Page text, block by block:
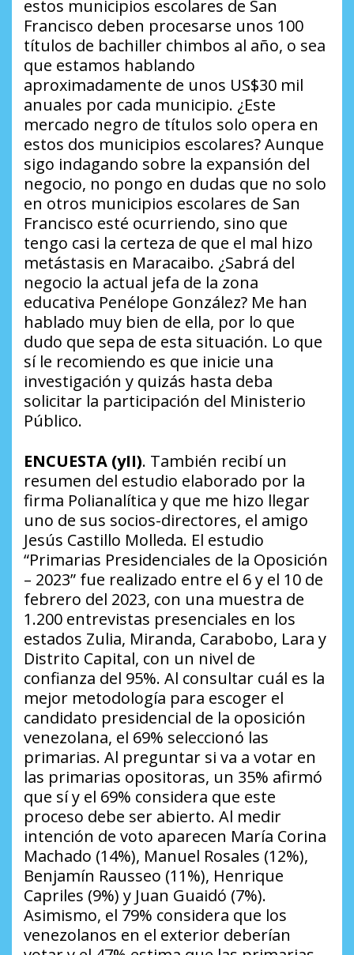
estos municipios escolares de San
Francisco deben procesarse unos 100
títulos de bachiller chimbos al año, o sea
que estamos hablando
aproximadamente de unos US$30 mil
anuales por cada municipio. ¿Este
mercado negro de títulos solo opera en
estos dos municipios escolares?Aunque
sigo indagando sobre la expansión del
negocio, no pongo en dudas que no solo
en otros municipios escolares de San
Francisco esté ocurriendo, sino que
tengo casi la certeza de que el mal hizo
metástasis en Maracaibo. ¿Sabrá del
negocio la actual jefa de la zona
educativa Penélope González? Me han
hablado muy bien de ella, por lo que
dudo que sepa de esta situación. Lo que
sí le recomiendo es que inicie una
investigación y quizás hasta deba
solicitar la participación del Ministerio
Público.
ENCUESTA (yII). También recibí un
resumen del estudio elaborado por la
firma Polianalítica y que me hizo llegar
uno de sus socios-directores, el amigo
Jesús Castillo Molleda. El estudio
“Primarias Presidenciales de la Oposición
– 2023” fue realizado entre el 6 y el 10 de
febrero del 2023, con una muestra de
1.200 entrevistas presenciales en los
estados Zulia, Miranda, Carabobo, Lara y
Distrito Capital, con un nivel de
confianza del 95%. Al consultar cuál es la
mejor metodología para escoger el
candidato presidencial de la oposición
venezolana, el 69% seleccionó las
primarias. Al preguntar si va a votar en
las primarias opositoras, un 35% afirmó
que sí y el 69% considera que este
proceso debe ser abierto. Al medir
intención de voto aparecen María Corina
Machado (14%), Manuel Rosales (12%),
Benjamín Rausseo (11%), Henrique
Capriles (9%) y Juan Guaidó (7%).
Asimismo, el 79% considera que los
venezolanos en el exterior deberían